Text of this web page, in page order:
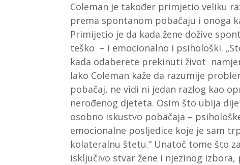
Coleman je također primjetio veliku
prema spontanom pobačaju i onoga
Primijetio je da kada žene dožive
teško – i emocionalno i psihološki.
kada odaberete prekinuti život
Iako Coleman kaže da razumije
pobačaj, ne vidi ni jedan razlog kao
nerođenog djeteta. Osim što ubija
osobno iskustvo pobačaja –
emocionalne posljedice koje je sam
kolateralnu štetu.“ Unatoč tome što
isključivo stvar žene i njezinog